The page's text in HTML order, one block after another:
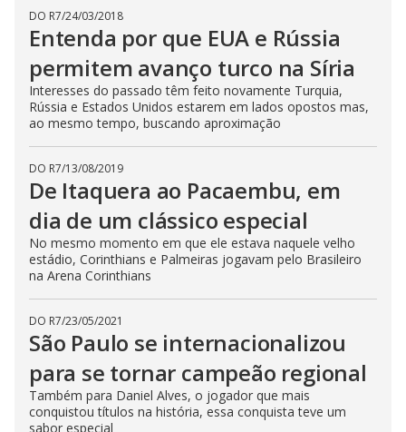
DO R7/24/03/2018
Entenda por que EUA e Rússia
permitem avanço turco na Síria
Interesses do passado têm feito novamente Turquia,
Rússia e Estados Unidos estarem em lados opostos mas,
ao mesmo tempo, buscando aproximação
DO R7/13/08/2019
De Itaquera ao Pacaembu, em
dia de um clássico especial
No mesmo momento em que ele estava naquele velho
estádio, Corinthians e Palmeiras jogavam pelo Brasileiro
na Arena Corinthians
DO R7/23/05/2021
São Paulo se internacionalizou
para se tornar campeão regional
Também para Daniel Alves, o jogador que mais
conquistou títulos na história, essa conquista teve um
sabor especial